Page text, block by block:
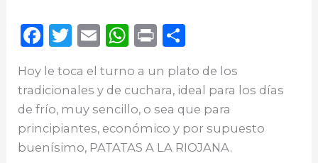
F
c
e
b
o
T
it
te
r
E
ai
l
W
a
ts
A
p
P
n
t
m
p
ar
ti
Hoy le toca el turno a un plato de los
tradicionales y de cuchara, ideal para los días
de frío, muy sencillo, o sea que para
principiantes, económico y por supuesto
buenísimo, PATATAS A LA RIOJANA.